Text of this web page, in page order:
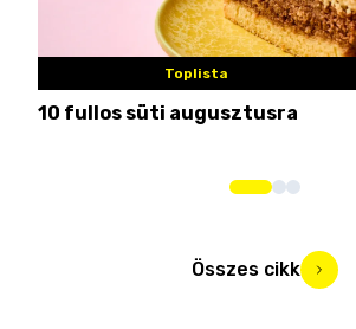
Toplista
10 fullos süti augusztusra
Összes cikk